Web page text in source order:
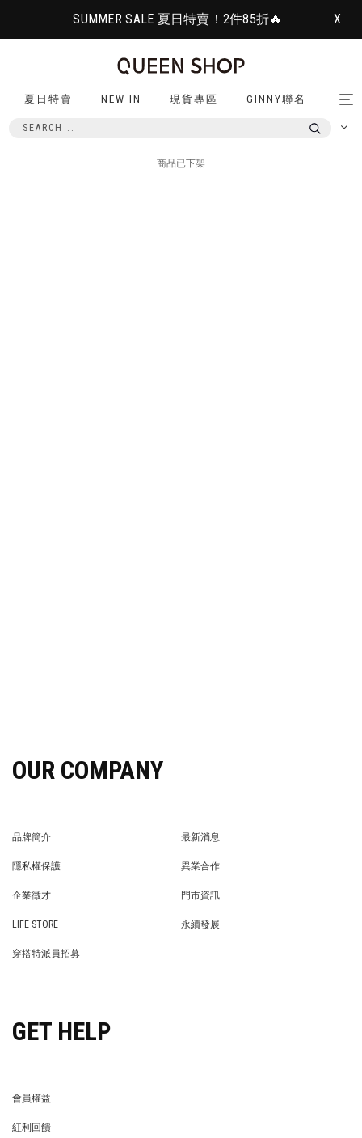
SUMMER SALE 夏日特賣！2件85折🔥 X
夏日特賣 NEW IN 現貨專區 GINNY聯名
商品已下架
OUR COMPANY
品牌簡介
最新消息
隱私權保護
異業合作
企業徵才
門市資訊
LIFE STORE
永續發展
穿搭特派員招募
GET HELP
會員權益
紅利回饋